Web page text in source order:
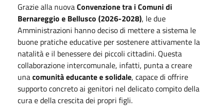
Grazie alla nuovaConvenzione tra i Comuni di
Bernareggio e Bellusco (2026-2028), le due
Amministrazioni hanno deciso di mettere a sistema le
buone pratiche educative per sostenere attivamente la
natalità e il benessere dei piccoli cittadini. Questa
collaborazione intercomunale, infatti, punta a creare
unacomunità educante e solidale, capace di offrire
supporto concreto ai genitori nel delicato compito della
cura e della crescita dei propri figli.